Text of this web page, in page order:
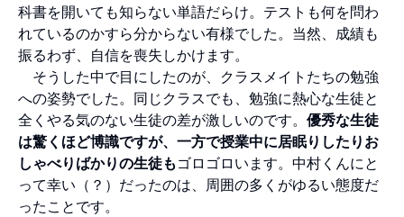
科書を開いても知らない単語だらけ。テストも何を問わ
れているのかすら分からない有様でした。当然、成績も
振るわず、自信を喪失しかけます。
そうした中で目にしたのが、クラスメイトたちの勉強
への姿勢でした。同じクラスでも、勉強に熱心な生徒と
全くやる気のない生徒の差が激しいのです。 優秀な生徒
は驚くほど博識ですが、一方で授業中に居眠りしたりお
しゃべりばかりの生徒も ゴロゴロいます。中村くんにと
って幸い（？）だったのは、周囲の多くがゆるい態度だ
ったことです。